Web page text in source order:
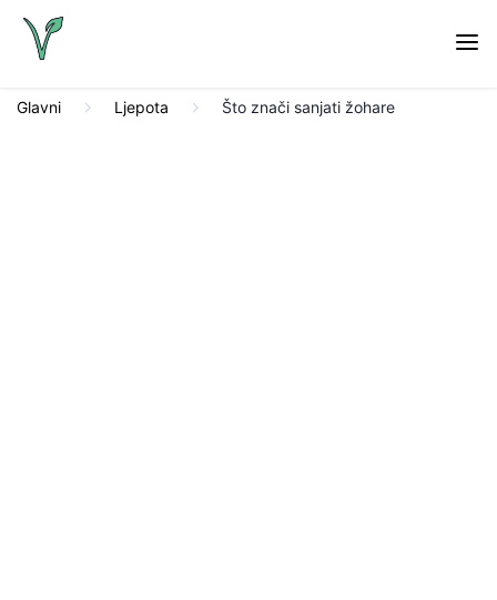
Glavni Ljepota Što znači sanjati žohare